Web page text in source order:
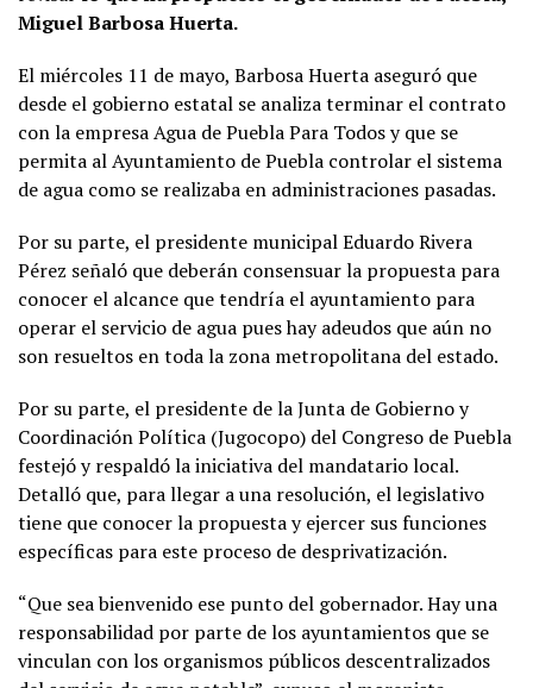
Miguel Barbosa Huerta.
El miércoles 11 de mayo, Barbosa Huerta aseguró que
desde el gobierno estatal se analiza terminar el contrato
con la empresa Agua de Puebla Para Todos y que se
permita al Ayuntamiento de Puebla controlar el sistema
de agua como se realizaba en administraciones pasadas.
Por su parte, el presidente municipal Eduardo Rivera
Pérez señaló que deberán consensuar la propuesta para
conocer el alcance que tendría el ayuntamiento para
operar el servicio de agua pues hay adeudos que aún no
son resueltos en toda la zona metropolitana del estado.
Por su parte, el presidente de la Junta de Gobierno y
Coordinación Política (Jugocopo) del Congreso de Puebla
festejó y respaldó la iniciativa del mandatario local.
Detalló que, para llegar a una resolución, el legislativo
tiene que conocer la propuesta y ejercer sus funciones
específicas para este proceso de desprivatización.
“Que sea bienvenido ese punto del gobernador. Hay una
responsabilidad por parte de los ayuntamientos que se
vinculan con los organismos públicos descentralizados